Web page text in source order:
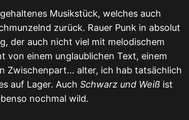
Musikstück, welches auch
zurück. Rauer Punk in absolut
der auch nicht viel mit melodischem
von einem unglaublichen Text, einem
Zwischenpart… alter, ich hab tatsächlich
auf Lager. Auch Schwarz und Weiß ist
nochmal wild.